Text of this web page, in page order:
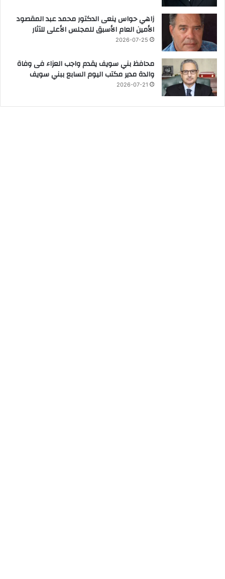
زاهي حواس ينعى الدكتور محمد عبد المقصود
الأمين العام الأسبق للمجلس الأعلى للآثار
2026-07-25
محافظ بني سويف يقدم واجب العزاء فى وفاة
والدة مدير مكتب اليوم السابع ببني سويف
2026-07-21